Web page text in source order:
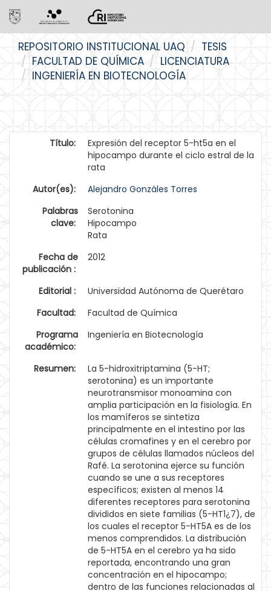
navigation
REPOSITORIO INSTITUCIONAL UAQ
TESIS
FACULTAD DE QUÍMICA
LICENCIATURA
INGENIERÍA EN BIOTECNOLOGÍA
Título:
Expresión del receptor 5-ht5a en el
hipocampo durante el ciclo estral de la
rata
Autor(es):
Alejandro Gonzáles Torres
Palabras
clave:
Serotonina
Hipocampo
Rata
Fecha de
publicación :
2012
Editorial :
Universidad Autónoma de Querétaro
Facultad:
Facultad de Química
Programa
académico:
Ingeniería en Biotecnología
Resumen:
La 5-hidroxitriptamina (5-HT;
serotonina) es un importante
neurotransmisor monoamina con
amplia participación en la fisiología. En
los mamíferos se sintetiza
principalmente en el intestino por las
células cromafines y en el cerebro por
grupos de células llamados núcleos del
Rafé. La serotonina ejerce su función
cuando se une a sus receptores
específicos; existen al menos 14
diferentes receptores para serotonina
divididos en siete familias (5-HT1¿7), de
los cuales el receptor 5-HT5A es de los
menos comprendidos. La distribución
de 5-HT5A en el cerebro ya ha sido
reportada, encontrando una gran
concentración en el hipocampo;
dentro de las funciones relacionadas al